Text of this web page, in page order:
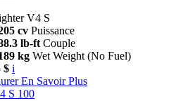
V4 S
cv Puissance
lb-ft Couple
kg Wet Weight (No Fuel)
$ i
En Savoir Plus
S 100